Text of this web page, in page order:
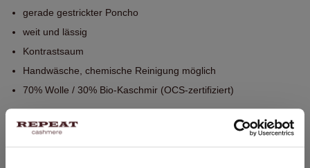
gerade gestrickter Poncho
weit und lässig
Kontrastsaum
Handwäsche, chemische Reinigung möglich
70% Wolle / 30% Bio-Kaschmir (OCS-zertifiziert)